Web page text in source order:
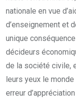
nationale en vue
d’enseignement et
unique
décideurs
de la société civile,
leurs yeux le
erreur